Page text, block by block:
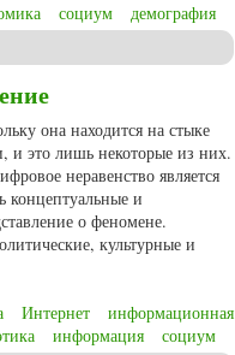
социум демография
она находится на стыке
и это лишь некоторые из них.
неравенство является
концептуальные и
о феномене.
культурные и
Интернет
информационная
информация социум